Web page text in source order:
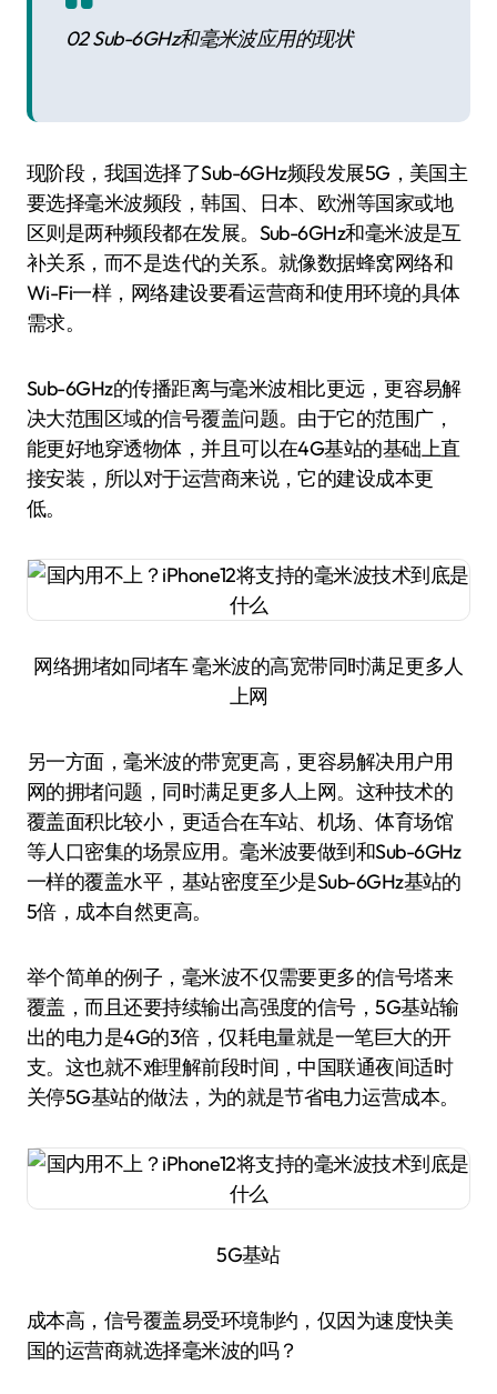
02 Sub-6GHz和毫米波应用的现状
现阶段，我国选择了Sub-6GHz频段发展5G，美国主
要选择毫米波频段，韩国、日本、欧洲等国家或地
区则是两种频段都在发展。Sub-6GHz和毫米波是互
补关系，而不是迭代的关系。就像数据蜂窝网络和
Wi-Fi一样，网络建设要看运营商和使用环境的具体
需求。
Sub-6GHz的传播距离与毫米波相比更远，更容易解
决大范围区域的信号覆盖问题。由于它的范围广，
能更好地穿透物体，并且可以在4G基站的基础上直
接安装，所以对于运营商来说，它的建设成本更
低。
网络拥堵如同堵车 毫米波的高宽带同时满足更多人
上网
另一方面，毫米波的带宽更高，更容易解决用户用
网的拥堵问题，同时满足更多人上网。这种技术的
覆盖面积比较小，更适合在车站、机场、体育场馆
等人口密集的场景应用。毫米波要做到和Sub-6GHz
一样的覆盖水平，基站密度至少是Sub-6GHz基站的
5倍，成本自然更高。
举个简单的例子，毫米波不仅需要更多的信号塔来
覆盖，而且还要持续输出高强度的信号，5G基站输
出的电力是4G的3倍，仅耗电量就是一笔巨大的开
支。这也就不难理解前段时间，中国联通夜间适时
关停5G基站的做法，为的就是节省电力运营成本。
5G基站
成本高，信号覆盖易受环境制约，仅因为速度快美
国的运营商就选择毫米波的吗？